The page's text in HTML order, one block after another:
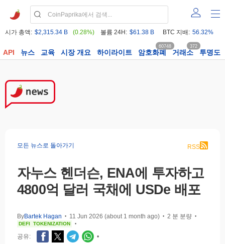
시가 총액: $2,315.34 B (0.28%) 볼륨 24H: $61.38 B BTC 지배: 56.32%
API 뉴스 교육 시장 개요 하이라이트 암호화폐
60748
거래소
372
투명도
모든 뉴스로 돌아가기 RSS
자누스 헨더슨, ENA에 투자하고
4800억 달러 국채에 USDe 배포
ByBartek Hagan • 11 Jun 2026 (about 1 month ago) • 2 분 분량 •
DEFI TOKENIZATION •
공유: •